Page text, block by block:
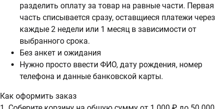
разделить оплату за товар на равные части. Первая
часть списывается сразу, оставщиеся платежи через
каждые 2 недели или 1 месяц в зависимости от
выбранного срока.
Без анкет и ожидания
Нужно просто ввести ФИО, дату рождения, номер
телефона и данные банковской карты.
Как оформить заказ